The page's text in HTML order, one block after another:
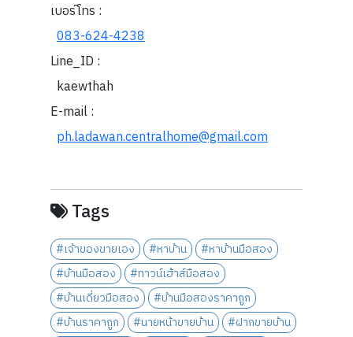
เบอร์โทร :
083-624-4238
Line_ID :
kaewthah
E-mail :
ph.ladawan.centralhome@gmail.com
Tags
#เจ้าของขายเอง #หาบ้าน
#หาบ้านมือสอง
#บ้านมือสอง
#ทาวน์เฮ้าส์มือสอง
#บ้านเดี่ยวมือสอง
#บ้านมือสองราคาถูก
#บ้านราคาถูก
#นายหน้าขายบ้าน
#ฝากขายบ้าน